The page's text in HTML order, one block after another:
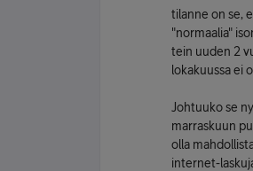
tilanne on se,
"normaalia"
tein uuden 2
lokakuussa ei
Johtuuko se
marraskuun
olla
internet-